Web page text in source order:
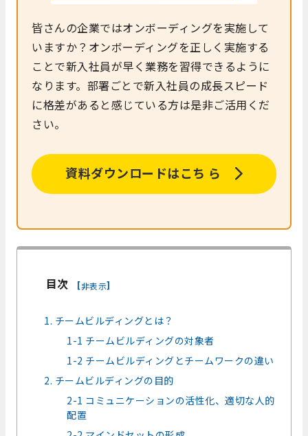
皆さんの企業ではオンボーディングを実施して
いますか？オンボーディングを正しく実施する
ことで新入社員が早く業務を習得できるように
なります。部署ごとで新入社員の成長スピード
に格差があると感じている方は是非ご活用くだ
さい。
資料ダウンロードはこち ら
目次 [非表示]
1. チームビルディングとは？
1-1 チームビルディングの対象者
1-2 チームビルディングとチームワークの違い
2. チームビルディングの目的
2-1 コミュニケーションの活性化、適切な人的
配置